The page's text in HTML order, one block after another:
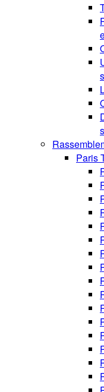
Paris